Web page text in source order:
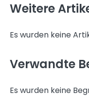
Weitere
Es wurden keine
Verwandte
Es wurden keine